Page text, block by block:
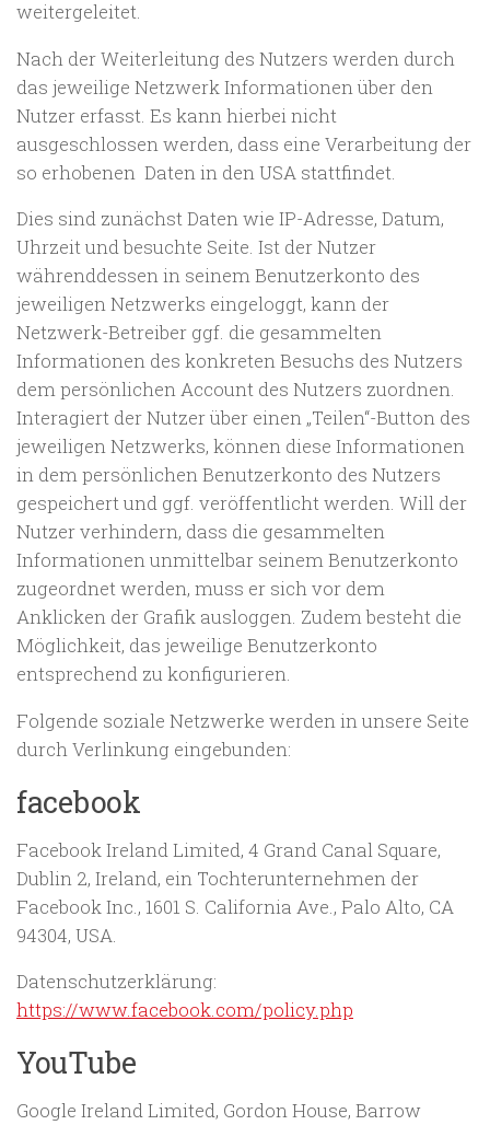
weitergeleitet.
Nach der Weiterleitung des Nutzers werden durch
das jeweilige Netzwerk Informationen über den
Nutzer erfasst. Es kann hierbei nicht
ausgeschlossen werden, dass eine Verarbeitung der
so erhobenen Daten in den USA stattfindet.
Dies sind zunächst Daten wie IP-Adresse, Datum,
Uhrzeit und besuchte Seite. Ist der Nutzer
währenddessen in seinem Benutzerkonto des
jeweiligen Netzwerks eingeloggt, kann der
Netzwerk-Betreiber ggf. die gesammelten
Informationen des konkreten Besuchs des Nutzers
dem persönlichen Account des Nutzers zuordnen.
Interagiert der Nutzer über einen „Teilen“-Button des
jeweiligen Netzwerks, können diese Informationen
in dem persönlichen Benutzerkonto des Nutzers
gespeichert und ggf. veröffentlicht werden. Will der
Nutzer verhindern, dass die gesammelten
Informationen unmittelbar seinem Benutzerkonto
zugeordnet werden, muss er sich vor dem
Anklicken der Grafik ausloggen. Zudem besteht die
Möglichkeit, das jeweilige Benutzerkonto
entsprechend zu konfigurieren.
Folgende soziale Netzwerke werden in unsere Seite
durch Verlinkung eingebunden:
facebook
Facebook Ireland Limited, 4 Grand Canal Square,
Dublin 2, Ireland, ein Tochterunternehmen der
Facebook Inc., 1601 S. California Ave., Palo Alto, CA
94304, USA.
Datenschutzerklärung:
https://www.facebook.com/policy.php
YouTube
Google Ireland Limited, Gordon House, Barrow